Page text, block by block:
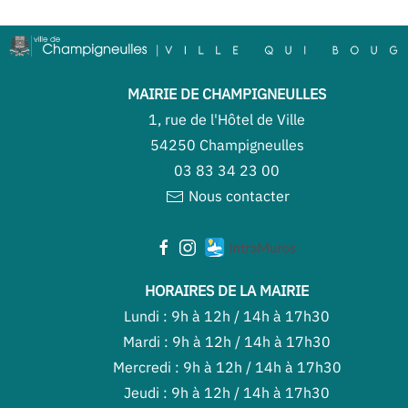
MAIRIE DE CHAMPIGNEULLES
1, rue de l'Hôtel de Ville
54250 Champigneulles
03 83 34 23 00
Nous contacter
HORAIRES DE LA MAIRIE
Lundi : 9h à 12h / 14h à 17h30
Mardi : 9h à 12h / 14h à 17h30
Mercredi : 9h à 12h / 14h à 17h30
Jeudi : 9h à 12h / 14h à 17h30